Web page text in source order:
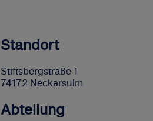
Standort
Stiftsbergstraße 1
74172 Neckarsulm
Abteilung